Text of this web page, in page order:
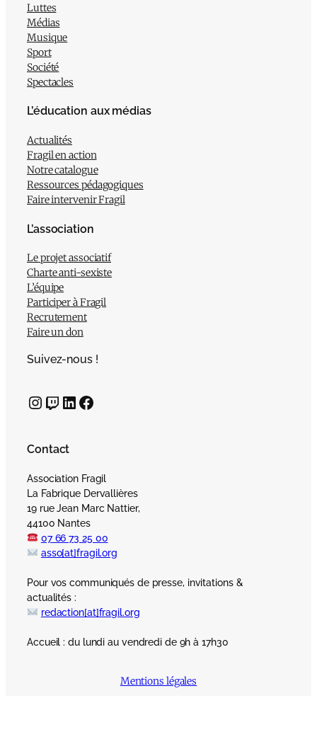
Luttes
Médias
Musique
Sport
Société
Spectacles
L’éducation aux médias
Actualités
Fragil en action
Notre catalogue
Ressources pédagogiques
Faire intervenir Fragil
L’association
Le projet associatif
Charte anti-sexiste
L’équipe
Participer à Fragil
Recrutement
Faire un don
Suivez-nous !
InstagramTwitch LinkedIn Facebook
Contact
Association Fragil
La Fabrique Dervallières
19 rue Jean Marc Nattier,
44100 Nantes
07 66 73 25 00
asso[at]fragil.org
Pour vos communiqués de presse, invitations &
actualités :
redaction[at]fragil.org
Accueil : du lundi au vendredi de 9h à 17h30
Mentions légales